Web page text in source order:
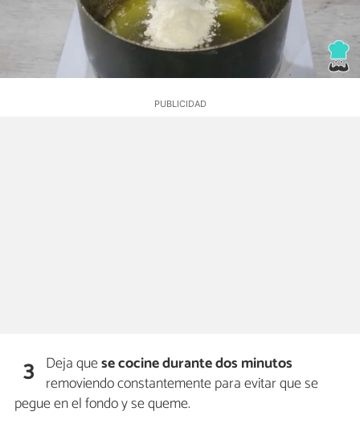
3 Deja quese cocine durante dos minutos
removiendo constantemente para evitar que se
pegue en el fondo y se queme.